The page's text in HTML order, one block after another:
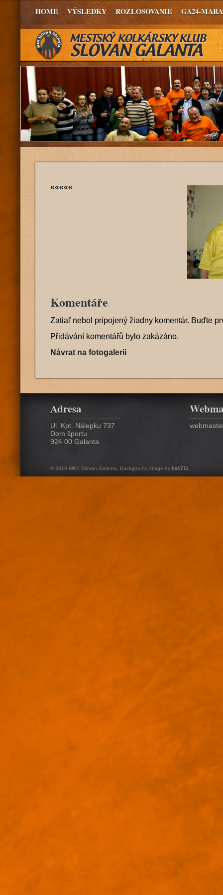
HOME VÝSLEDKY ROZLOSOVANIE GA24-
«««««
Komentáře
Zatiaľ nebol pripojený žiadny komentár. Buďte
Přidávání komentářů bylo zakázáno.
Návrat na fotogalerii
Adresa
Ul. Kpt. Nálepku 737
Dom športu
924 00 Galanta
© 2016 MKK Slovan Galanta. Background image by bs4711